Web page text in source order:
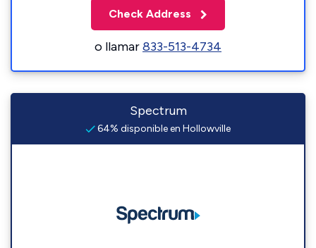
Check Address
o llamar833-513-4734
Spectrum
64% disponible en Hollowville